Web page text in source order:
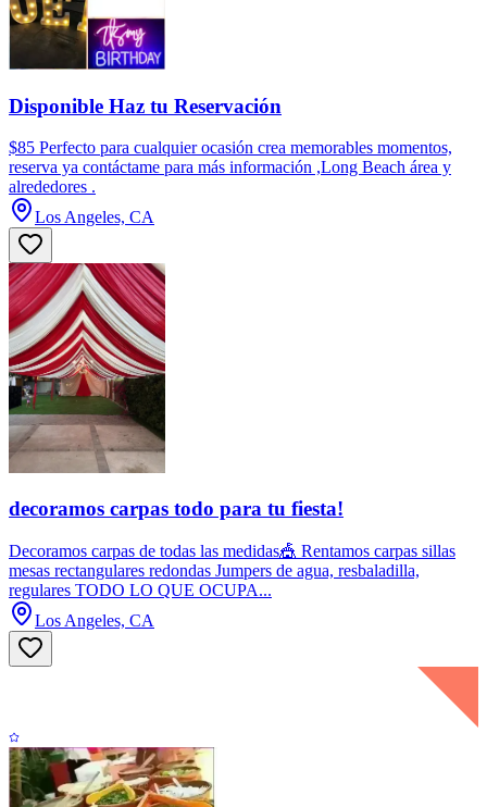
Disponible Haz tu Reservación
$85 Perfecto para cualquier ocasión crea memorables momentos,
reserva ya contáctame para más información ,Long Beach área y
alrededores .
Los Angeles, CA
decoramos carpas todo para tu fiesta!
Decoramos carpas de todas las medidas🎪 Rentamos carpas sillas
mesas rectangulares redondas Jumpers de agua, resbaladilla,
regulares TODO LO QUE OCUPA...
Los Angeles, CA